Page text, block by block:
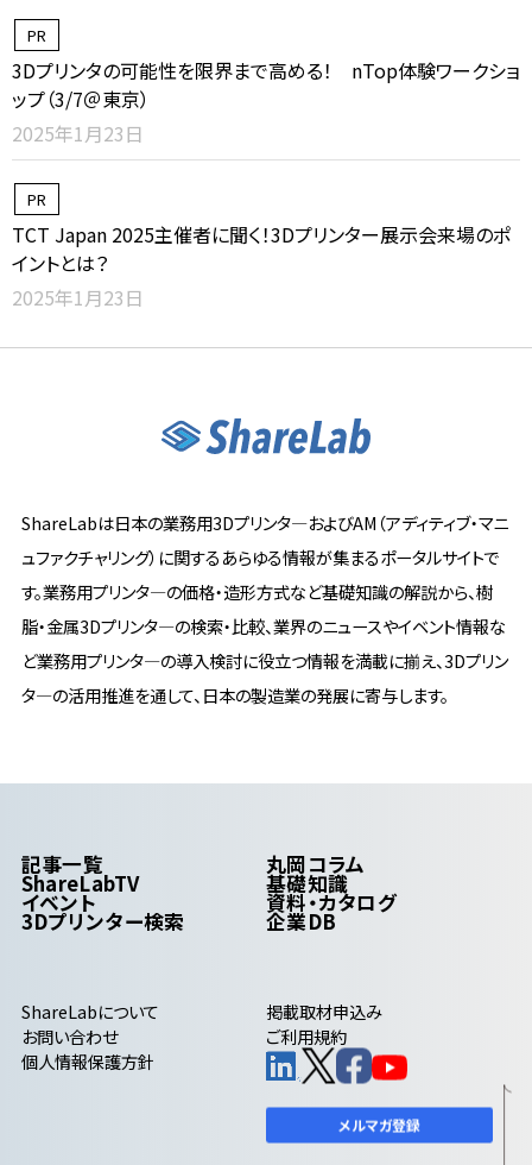
PR
3Dプリンタの可能性を限界まで高める！ nTop体験ワークショ
ップ（3/7＠東京）
2025年1月23日
PR
TCT Japan 2025主催者に聞く！3Dプリンター展示会来場のポ
イントとは？
2025年1月23日
ShareLabは日本の業務用3Dプリンタ―およびAM（アディティブ・マニ
ュファクチャリング）に関するあらゆる情報が集まるポータルサイトで
す。業務用プリンタ―の価格・造形方式など基礎知識の解説から、樹
脂・金属3Dプリンタ―の検索・比較、業界のニュースやイベント情報な
ど業務用プリンタ―の導入検討に役立つ情報を満載に揃え、3Dプリン
タ―の活用推進を通して、日本の製造業の発展に寄与します。
記事一覧 丸岡コラム
ShareLabTV 基礎知識
イベント 資料・カタログ
3Dプリンター検索 企業DB
メルマガ登録
ShareLabについて
掲載取材申込み
お問い合わせ
ご利用規約
個人情報保護方針